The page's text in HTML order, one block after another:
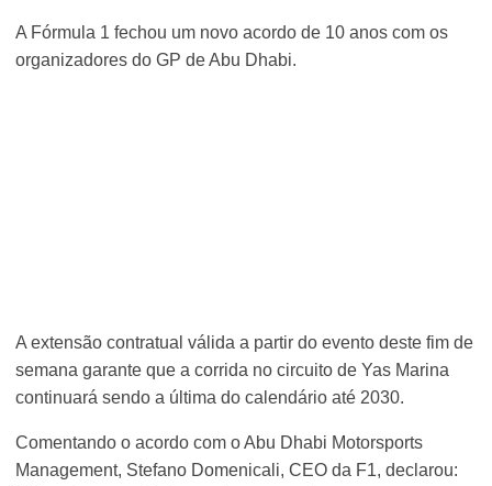
A Fórmula 1 fechou um novo acordo de 10 anos com os
organizadores do GP de Abu Dhabi.
A extensão contratual válida a partir do evento deste fim de
semana garante que a corrida no circuito de Yas Marina
continuará sendo a última do calendário até 2030.
Comentando o acordo com o Abu Dhabi Motorsports
Management, Stefano Domenicali, CEO da F1, declarou: